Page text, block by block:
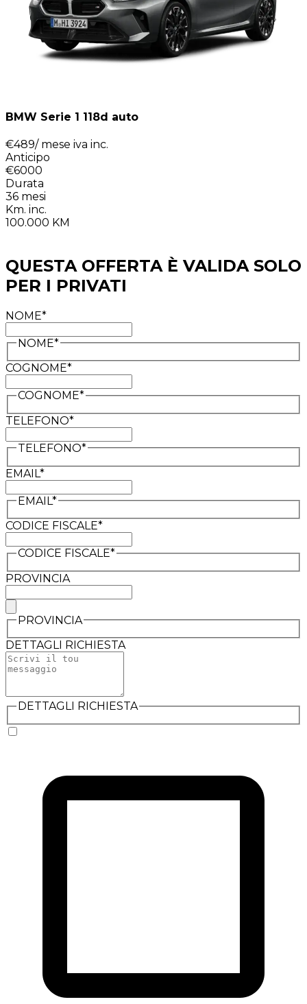
BMW Serie 1 118d auto
€489/ mese iva inc.
Anticipo
€6000
Durata
36 mesi
Km. inc.
100.000 KM
QUESTA OFFERTA È VALIDA SOLO
PER I PRIVATI
NOME*
NOME*
COGNOME*
COGNOME*
TELEFONO*
TELEFONO*
EMAIL*
EMAIL*
CODICE FISCALE*
CODICE FISCALE*
PROVINCIA
PROVINCIA
DETTAGLI RICHIESTA
DETTAGLI RICHIESTA